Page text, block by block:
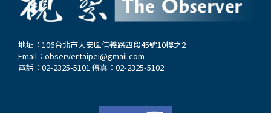
地址：106台北市大安區信義路四段45號10樓之2
Email： observer.taipei@gmail.com
電話：02-2325-5101 傳真：02-2325-5102